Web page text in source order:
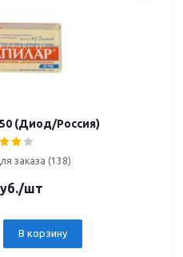
(Диод/Россия)
заказа (138)
/шт
В корзину